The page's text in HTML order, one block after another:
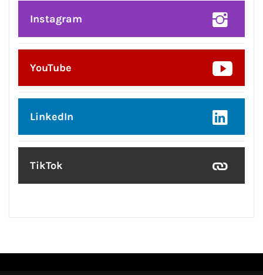
Instagram
YouTube
LinkedIn
TikTok